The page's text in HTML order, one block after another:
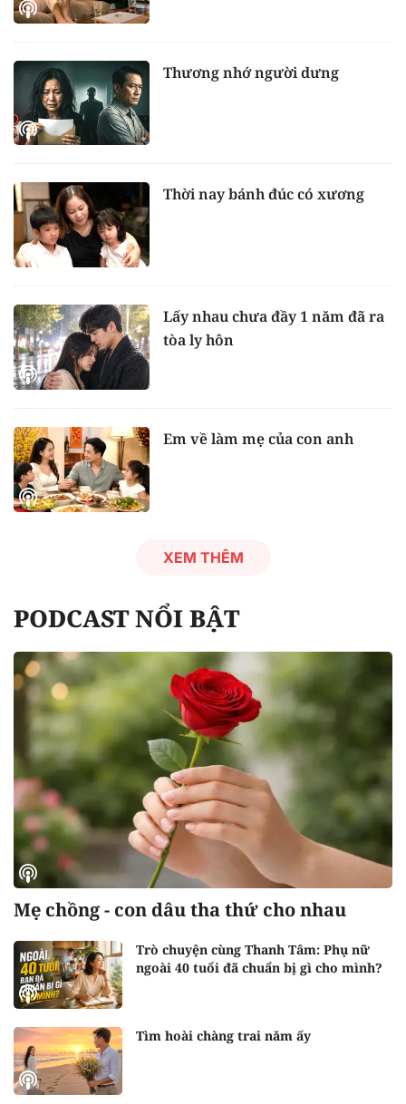
Thương nhớ người dưng
Thời nay bánh đúc có xương
Lấy nhau chưa đầy 1 năm đã ra
tòa ly hôn
Em về làm mẹ của con anh
XEM THÊM
PODCAST NỔI BẬT
Mẹ chồng - con dâu tha thứ cho nhau
Trò chuyện cùng Thanh Tâm: Phụ nữ
ngoài 40 tuổi đã chuẩn bị gì cho mình?
Tìm hoài chàng trai năm ấy